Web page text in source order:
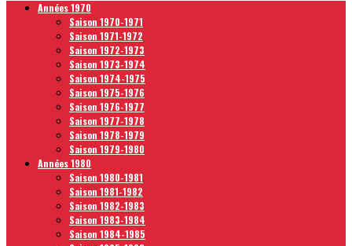
Années 1970
Saison 1970-1971
Saison 1971-1972
Saison 1972-1973
Saison 1973-1974
Saison 1974-1975
Saison 1975-1976
Saison 1976-1977
Saison 1977-1978
Saison 1978-1979
Saison 1979-1980
Années 1980
Saison 1980-1981
Saison 1981-1982
Saison 1982-1983
Saison 1983-1984
Saison 1984-1985